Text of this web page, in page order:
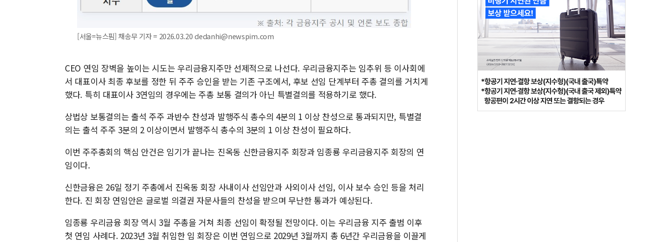
[서울=뉴스핌] 채송무 기자 = 2026.03.20 dedanhi@newspim.com
CEO 연임 장벽을 높이는 시도는 우리금융지주만 선제적으로 나선다. 우리금융지주는 임추위 등 이사회에
서 대표이사 최종 후보를 정한 뒤 주주 승인을 받는 기존 구조에서, 후보 선임 단계부터 주총 결의를 거치게
했다. 특히 대표이사 3연임의 경우에는 주총 보통 결의가 아닌 특별결의를 적용하기로 했다.
상법상 보통결의는 출석 주주 과반수 찬성과 발행주식 총수의 4분의 1 이상 찬성으로 통과되지만, 특별결
의는 출석 주주 3분의 2 이상이면서 발행주식 총수의 3분의 1 이상 찬성이 필요하다.
이번 주주총회의 핵심 안건은 임기가 끝나는 진옥동 신한금융지주 회장과 임종룡 우리금융지주 회장의 연
임이다.
신한금융은 26일 정기 주총에서 진옥동 회장 사내이사 선임안과 사외이사 선임, 이사 보수 승인 등을 처리
한다. 진 회장 연임안은 글로벌 의결권 자문사들의 찬성을 받으며 무난한 통과가 예상된다.
임종룡 우리금융 회장 역시 3월 주총을 거쳐 최종 선임이 확정될 전망이다. 이는 우리금융 지주 출범 이후
첫 연임 사례다. 2023년 3월 취임한 임 회장은 이번 연임으로 2029년 3월까지 총 6년간 우리금융을 이끌게